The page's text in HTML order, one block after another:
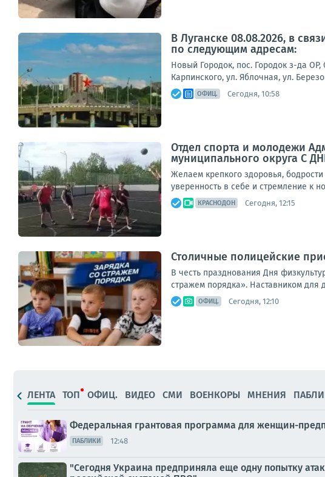
В Луганске 08.08.2026, в
по следующим адресам:
Новый Городок, пос. Городок з-да
Карпинского, ул. Яблочная, ул.
ОФИЦ. Сегодня, 10:58
Отдел спорта и молодежи
муниципального округа С
Желаем крепкого здоровья,
уверенность в себе и стремление к
КРАСНОДОН Сегодня, 12:15
Столичные полицейские
В честь празднования Дня
стражем порядка». Наставником для
ОФИЦ. Сегодня, 12:10
ЛЕНТА ТОП ОФИЦ. ВИДЕО СМИ ВОЕНКОРЫ МНЕНИЯ
Федеральная грантовая программа для женщин-
ПАБЛИКИ 12:48
"Сегодня Украина предприняла еще одну попытку